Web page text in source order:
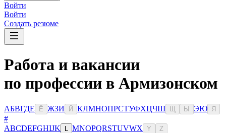
Войти
Войти
Создать резюме
Работа и вакансии
по профессии в Армизонском
АБВГДЕ Ё ЖЗИ Й КЛМНОПРСТУФХЦЧШ Ы ЭЮ Я
#
ABCDEFGHIJK MNOPQRSTUVWX Y Z